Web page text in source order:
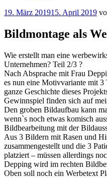
Veröffentlicht
19. März 201915. April 2019
Bildmontage als
Wie erstellt man eine
Unternehmen? Teil 2/3 ?
Nach Absprache mit Frau
es nun eine Motivvariante mit
ganze Geschichte dieses
Gewinnspiel finden sich auf
Den groben Bildaufbau kann
wenn`s noch etwas komisch
Bildbearbeitung mit der
Aus 3 Bildern mit Rasen und
zusammengestellt und die 3
platziert – müssen allerdings
Depping wird im rechten
Oben soll noch ein Werbetext